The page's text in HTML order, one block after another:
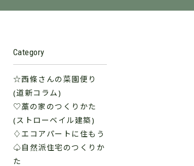
Category
☆西條さんの菜園便り
(道新コラム)
♡藁の家のつくりかた
(ストローベイル建築)
♢エコアパートに住もう
♤自然派住宅のつくりか
た